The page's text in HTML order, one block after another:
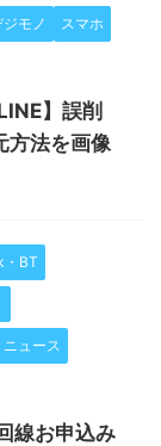
モノ スマホ
】誤削
方法を画像
・BT
ニュース
線お申込み